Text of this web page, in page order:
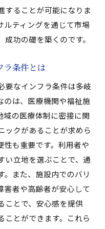
制の確認と対応
える影響の評価
に与える重要性
グによるプロジェク
支える介護施設開業
クト完了までの流れ
とその管理のポイン
ニングの計画
を目指した施設設計
ためのサポート
することが可能になりま
ルティングを通じて市場
功の礎を築くのです。
ラ条件とは
要なインフラ条件は多岐
のは、医療機関や福祉施
域の医療体制に密接に関
ックがあることが求めら
性も重要です。利用者や
い立地を選ぶことで、通
。また、施設内でのバリ
害者や高齢者が安心して
ことで、安心感を提供
ことができます。これら